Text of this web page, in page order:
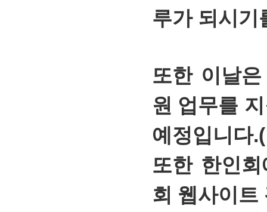
루가 되시기
또한 이날
원 업무를
예정입니다
또한 한인
회 웹사이트